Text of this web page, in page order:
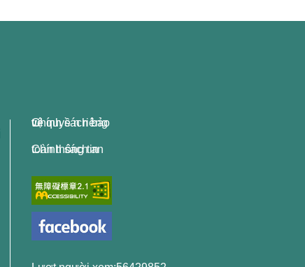
Chính sách bảo vệ quyề n riêng tư
Chính sách an toàn thông tin